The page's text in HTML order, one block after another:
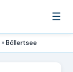
☰
»Böllertsee